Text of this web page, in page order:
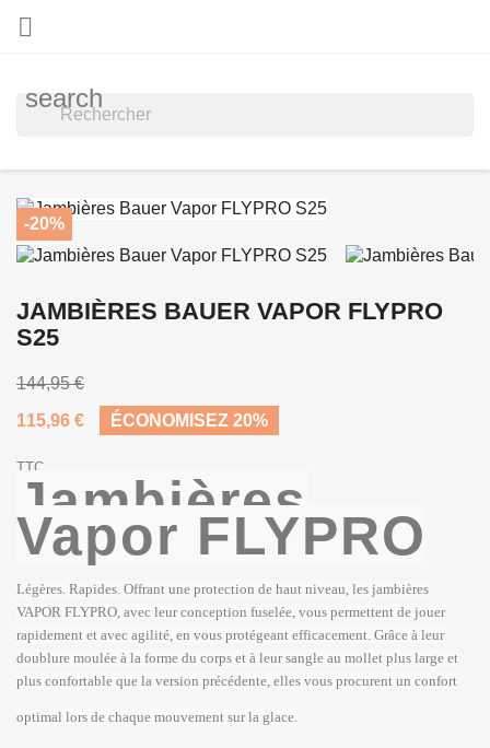

search
-20%
JAMBIÈRES BAUER VAPOR FLYPRO
S25
144,95 €
115,96 €
ÉCONOMISEZ 20%
TTC
Jambières
Vapor FLYPRO
Légères. Rapides. Offrant une protection de haut niveau, les jambières
VAPOR FLYPRO, avec leur conception fuselée, vous permettent de jouer
rapidement et avec agilité, en vous protégeant efficacement. Grâce à leur
doublure moulée à la forme du corps et à leur sangle au mollet plus large et
plus confortable que la version précédente, elles vous procurent un confort
optimal lors de chaque mouvement sur la glace.